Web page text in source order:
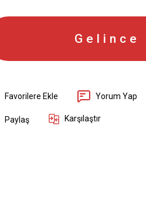
Gelince
Yorum Yap
Paylaş Karşılaştır